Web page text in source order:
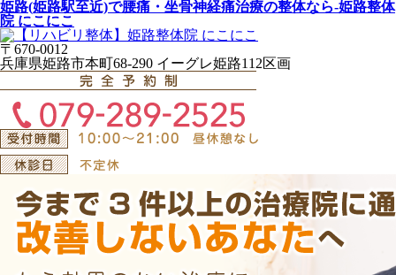
姫路(姫路駅至近)で腰痛・坐骨神経痛治療の整体なら-姫路整体
院 にこにこ
〒670-0012
兵庫県姫路市本町68-290 イーグレ姫路112区画